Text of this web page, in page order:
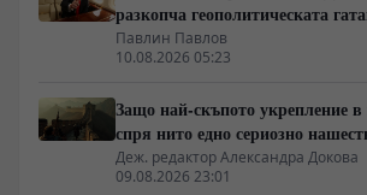
разкопча геополитическата
и се оттегля от украинския батак
Павлин Павлов
10.08.2026 05:23
Защо най-скъпото укрепление в
спря нито едно сериозно
Деж. редактор Александра Докова
09.08.2026 23:01